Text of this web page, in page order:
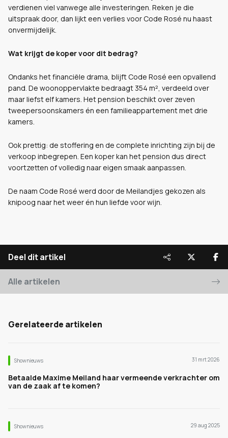
verdienen viel vanwege alle investeringen. Reken je die
uitspraak door, dan lijkt een verlies voor Code Rosé nu haast
onvermijdelijk.
Wat krijgt de koper voor dit bedrag?
Ondanks het financiële drama, blijft Code Rosé een opvallend
pand. De woonoppervlakte bedraagt 354 m², verdeeld over
maar liefst elf kamers. Het pension beschikt over zeven
tweepersoonskamers én een familieappartement met drie
kamers.
Ook prettig: de stoffering en de complete inrichting zijn bij de
verkoop inbegrepen. Een koper kan het pension dus direct
voortzetten of volledig naar eigen smaak aanpassen.
De naam Code Rosé werd door de Meilandjes gekozen als
knipoog naar het weer én hun liefde voor wijn.
Deel dit artikel
Alle artikelen
Gerelateerde artikelen
Shownieuws 31 mrt 2026
Betaalde Maxime Meiland haar vermeende verkrachter om
van de zaak af te komen?
Shownieuws 29 aug 2025